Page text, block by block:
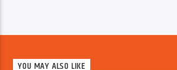
YOU MAY ALSO LIKE